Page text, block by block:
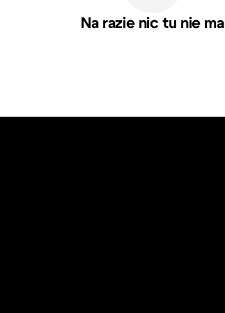
Na razie nic tu nie ma